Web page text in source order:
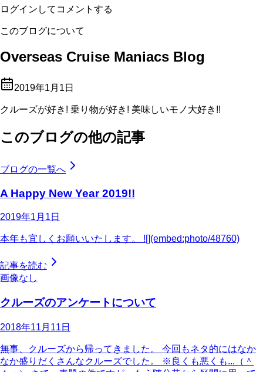
ログインしてコメントする
このブログについて
Overseas Cruise Maniacs Blog
2019年1月1日
クルーズが好き! 乗り物が好き! 美味しいモノ大好き!!
このブログの他の記事
ブログの一覧へ
A Happy New Year 2019!!
2019年1月1日
本年も宜しくお願いいたします。 ![](embed:photo/48760)
記事を読む
画像なし
クルーズのアンケートについて
2018年11月11日
無事、クルーズから帰ってきました。 今回もネタ的にはなか
なか盛りだくさんなクルーズでした。 ※良くも悪くも...（＾